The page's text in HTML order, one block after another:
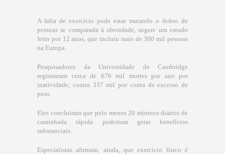
A falta de exercício pode estar matando o dobro de
pessoas se comparada à obesidade, sugere um estudo
feito por 12 anos, que incluiu mais de 300 mil pessoas
na Europa.
Pesquisadores da Universidade de Cambridge
registraram cerca de 676 mil mortes por ano por
inatividade, contra 337 mil por conta de excesso de
peso.
Eles concluíram que pelo menos 20 minutos diários de
caminhada rápida poderiam gerar benefícios
substanciais.
Especialistas afirmam, ainda, que exercício físico é